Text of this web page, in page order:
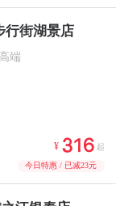
行街湖景店
端
¥   起
今日特惠 / 已减23元